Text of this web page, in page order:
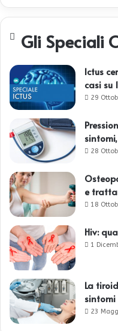
Gli Speciali
Ictus
casi su
29
28
e
18
Hiv:
1
La
sintomi
23